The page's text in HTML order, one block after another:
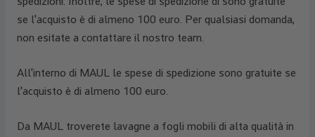
se l'acquisto è di almeno 100 euro. Per qualsiasi domanda,
non esitate a contattare il nostro team.
All'interno di MAUL le spese di spedizione sono gratuite se
l'acquisto è di almeno 100 euro.
Da MAUL troverete lavagne a fogli mobili di alta qualità in